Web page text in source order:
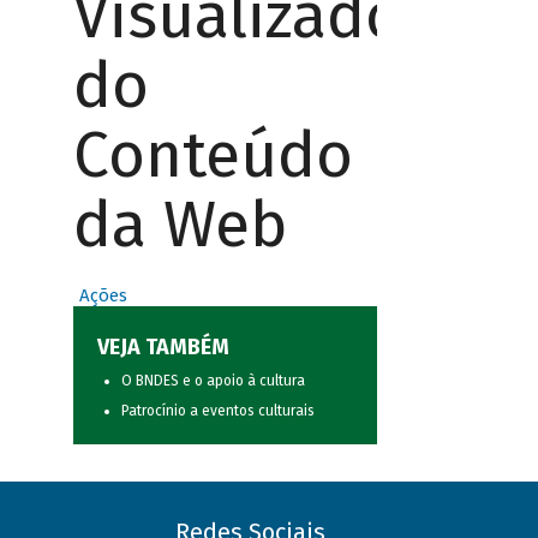
Visualizador
do
Conteúdo
da Web
Ações
VEJA TAMBÉM
O BNDES e o apoio à cultura
Patrocínio a eventos culturais
Redes Sociais